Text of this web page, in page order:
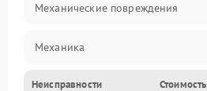
Механические повреждения
Механика
Управление
Неисправности Стоимость